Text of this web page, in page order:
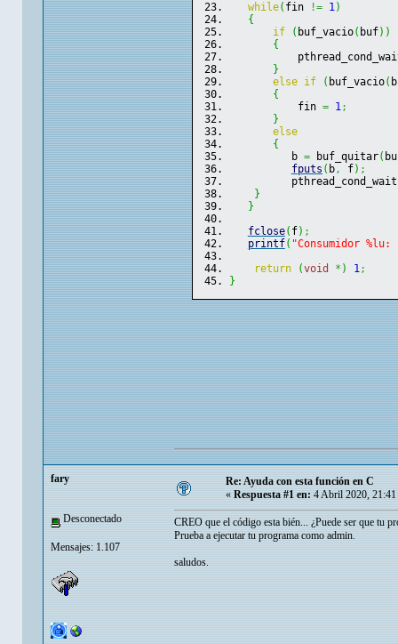
while( fin != 1)
{
if
( buf_vacio( buf) )
{
}
else if ( buf_vacio(
{
fin = 1;
}
else
{
b = buf_quitar(
fputs ( b, f) ;
pthread_cond_wait
}
}
fclose( f) ;
printf( "Consumidor
return
(void * ) 1;
}
fary
Desconectado
Mensajes: 1.107
Re: Ayuda con esta función en C
« Respuesta #1 en: 4 Abril 2020, 21:41
CREO que el código esta bién... ¿Puede ser que tu
Prueba a ejecutar tu programa como admin.
saludos.